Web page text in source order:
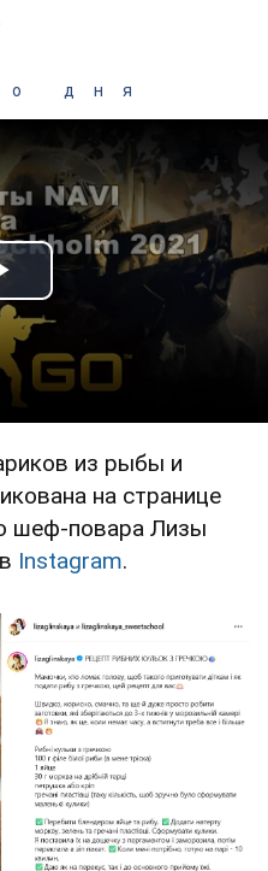
дня
Play Video
из рыбы и
на странице
шеф-повара Лизы
Instagram.